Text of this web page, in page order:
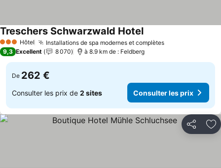
3 ÉtoilesHôtel Installations de spa modernes et complètesConsulter les
Treschers Schwarzwald HotelConsulter les prix
9,3 Excellent 8 070 à 8.9 km de : Feldberg
De 262 €
Consulter les prix de 2 sites Consulter les prix
Partager